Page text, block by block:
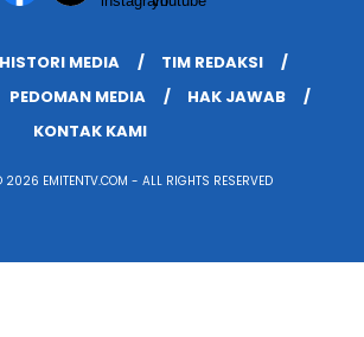
HISTORI MEDIA
TIM REDAKSI
PEDOMAN MEDIA
HAK JAWAB
KONTAK KAMI
2026 EMITENTV.COM - ALL RIGHTS RESERVED